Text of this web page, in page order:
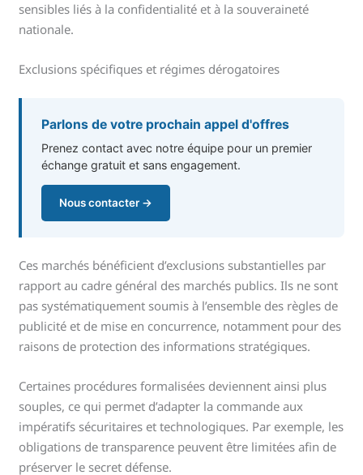
sensibles liés à la confidentialité et à la souveraineté
nationale.
Exclusions spécifiques et régimes dérogatoires
Parlons de votre prochain appel d'offres
Prenez contact avec notre équipe pour un premier
échange gratuit et sans engagement.
Nous contacter →
Ces marchés bénéficient d’exclusions substantielles par
rapport au cadre général des marchés publics. Ils ne sont
pas systématiquement soumis à l’ensemble des règles de
publicité et de mise en concurrence, notamment pour des
raisons de protection des informations stratégiques.
Certaines procédures formalisées deviennent ainsi plus
souples, ce qui permet d’adapter la commande aux
impératifs sécuritaires et technologiques. Par exemple, les
obligations de transparence peuvent être limitées afin de
préserver le secret défense.